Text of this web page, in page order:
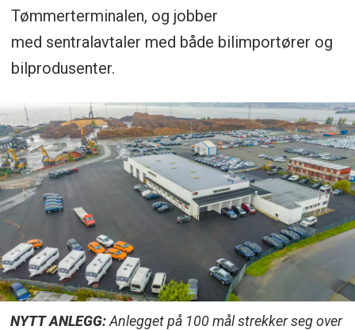
Tømmerterminalen, og jobber
med sentralavtaler med både bilimportører og
bilprodusenter.
NYTT ANLEGG:Anlegget på 100 mål strekker seg over